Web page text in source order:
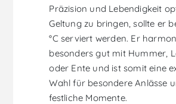
Präzision und Lebendigkeit
Geltung zu bringen, sollte er
°C serviert werden. Er
besonders gut mit Hummer,
oder Ente und ist somit eine
Wahl für besondere Anlässe
festliche Momente.